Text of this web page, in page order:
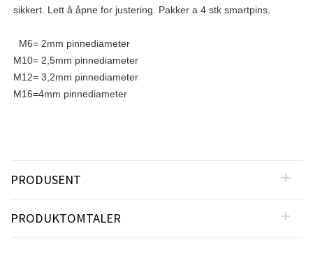
sikkert. Lett å åpne for justering. Pakker a 4 stk smartpins.
M6= 2mm pinnediameter
M10= 2,5mm pinnediameter
M12= 3,2mm pinnediameter
M16=4mm pinnediameter
PRODUSENT
PRODUKTOMTALER